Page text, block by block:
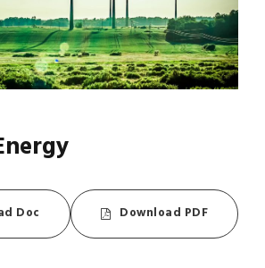
Doc Download PDF